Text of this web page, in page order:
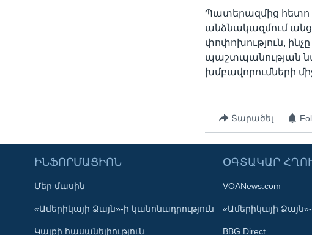
Learning English
Պատերազմից
անձնակազմում
փոփոխություն,
պաշտպանության
խմբավորումների
Տարածել
ԻՆՖՈՐՄԱՑԻՈՆ
Մեր մասին
«Ամերիկայի Ձայն»-ի կանոնադրություն
Կայքի հասանելիություն
ՕԳՏԱԿԱՐ
VOANews.com
«Ամերիկայի Ձայն»-
BBG Direct